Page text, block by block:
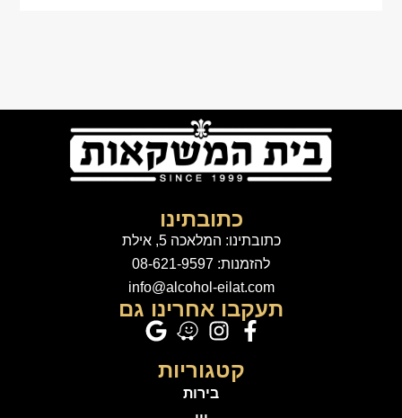
כתובתינו
כתובתינו: המלאכה 5, אילת
להזמנות: 08-621-9597
info@alcohol-eilat.com
תעקבו אחרינו גם
קטגוריות
בירות